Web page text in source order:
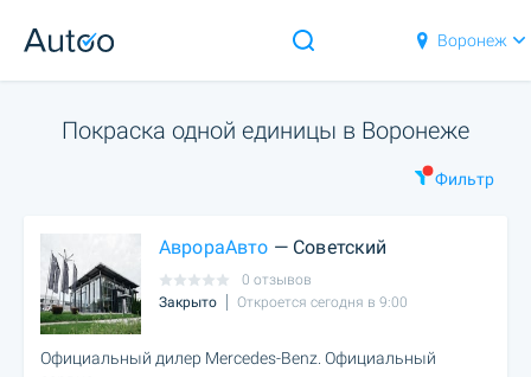
Воронеж
Покраска одной единицы в Воронеже
Фильтр
АврораАвто — Советский
0 отзывов
Закрыто
Откроется сегодня в 9:00
Официальный дилер Mercedes-Benz. Официальный